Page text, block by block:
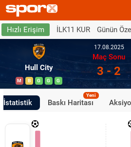
Hızlı Erişim İLK11 KUR Günün
Hull City
M B G G G
17.08.2025
Maç Sonu
3 - 2
İstatistik Baskı Haritası
Yeni